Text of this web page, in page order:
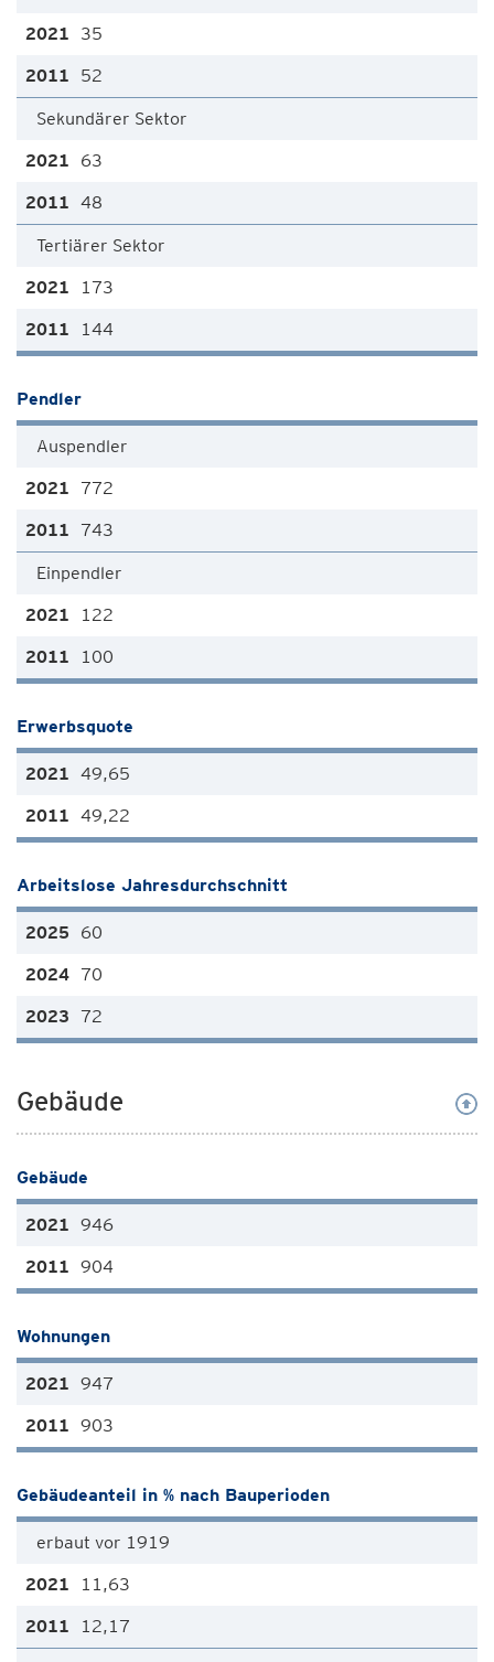
35
52
Sekundärer Sektor
63
48
Tertiärer Sektor
173
144
Pendler
Auspendler
772
743
Einpendler
122
100
Erwerbsquote
49,65
49,22
Arbeitslose Jahresdurchschnitt
60
70
72
Gebäude
Gebäude
946
904
Wohnungen
947
903
Gebäudeanteil in % nach Bauperioden
erbaut vor 1919
11,63
12,17